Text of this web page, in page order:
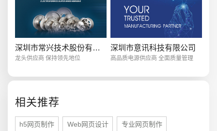
深圳市常兴技术股份有限公司
龙头供应商 保持领先地位
深圳市意讯科技有限公司
高品质电源供应商 全面质量管理
相关推荐
h5网页制作 Web网页设计 专业网页制作